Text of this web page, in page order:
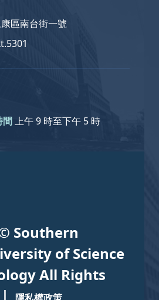
區南台街一號
間上午 9 時至下午 5 時
Southern
of Science
All Rights